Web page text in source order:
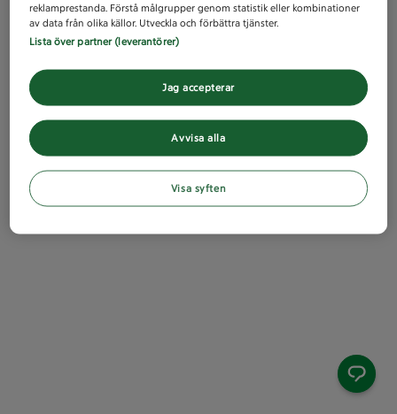
reklamprestanda. Förstå målgrupper genom statistik eller kombinationer
av data från olika källor. Utveckla och förbättra tjänster.
Lista över partner (leverantörer)
Avvisa alla
Jag accepterar
Visa syften